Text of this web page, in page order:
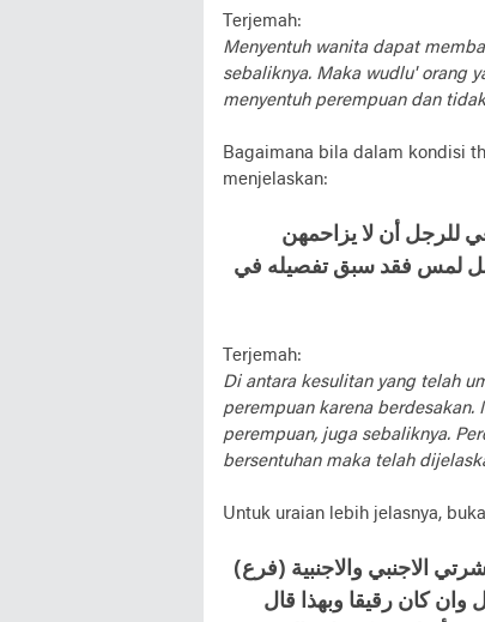
Terjemah:
Menyentuh wanita dapat
sebaliknya. Maka wudlu' orang
menyentuh perempuan dan
Bagaimana bila dalam kondisi
menjelaskan:
للرجل أن لا يزاحمهن
لمس فقد سبق تفصيله في
Terjemah:
Di antara kesulitan yang telah
perempuan karena
perempuan, juga sebaliknya.
bersentuhan maka telah
Untuk uraian lebih jelasnya,
(فرع) في مذاهب العلماء في اللمس قد ذكرنا أن مذهبنا أن التقاء بشرتي الاجنبي والاجنبية
كان رقيقا وبهذا قال